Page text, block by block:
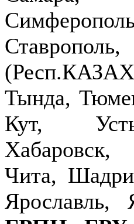
Тында,
Кут,
Чита,